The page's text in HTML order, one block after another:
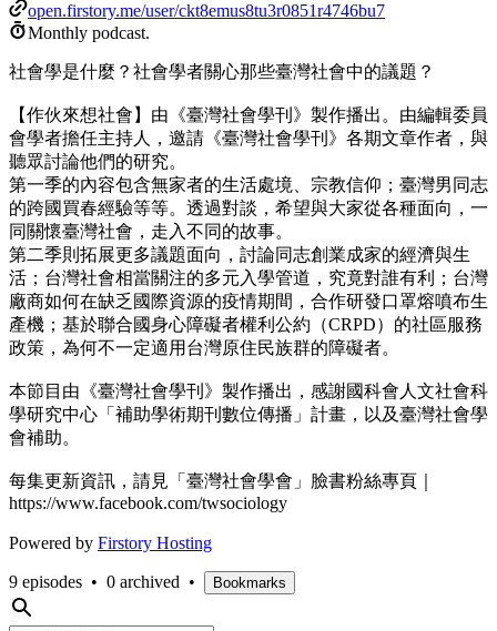
open.firstory.me/user/ckt8emus8tu3r0851r4746bu7
Monthly podcast.
社會學是什麼？社會學者關心那些臺灣社會中的議題？
【作伙來想社會】由《臺灣社會學刊》製作播出。由編輯委員
會學者擔任主持人，邀請《臺灣社會學刊》各期文章作者，與
聽眾討論他們的研究。
第一季的內容包含無家者的生活處境、宗教信仰；臺灣男同志
的跨國買春經驗等等。透過對談，希望與大家從各種面向，一
同關懷臺灣社會，走入不同的故事。
第二季則拓展更多議題面向，討論同志創業成家的經濟與生
活；台灣社會相當關注的多元入學管道，究竟對誰有利；台灣
廠商如何在缺乏國際資源的疫情期間，合作研發口罩熔噴布生
產機；基於聯合國身心障礙者權利公約（CRPD）的社區服務
政策，為何不一定適用台灣原住民族群的障礙者。
本節目由《臺灣社會學刊》製作播出，感謝國科會人文社會科
學研究中心「補助學術期刊數位傳播」計畫，以及臺灣社會學
會補助。
每集更新資訊，請見「臺灣社會學會」臉書粉絲專頁｜
https://www.facebook.com/twsociology
Powered by Firstory Hosting
9 episodes • 0 archived • Bookmarks